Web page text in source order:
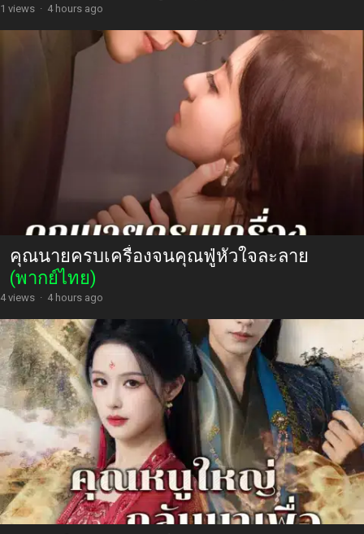
1 views · 4 hours ago
คุณนายครบเครื่องจนคุณฟู่หัวใจละลาย
(พากย์ไทย)
4 views · 4 hours ago